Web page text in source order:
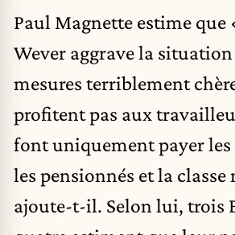
Paul Magnette estime que
Wever aggrave la situation
mesures terriblement
profitent pas aux
font uniquement payer
les pensionnés et la classe
ajoute-t-il. Selon lui, trois